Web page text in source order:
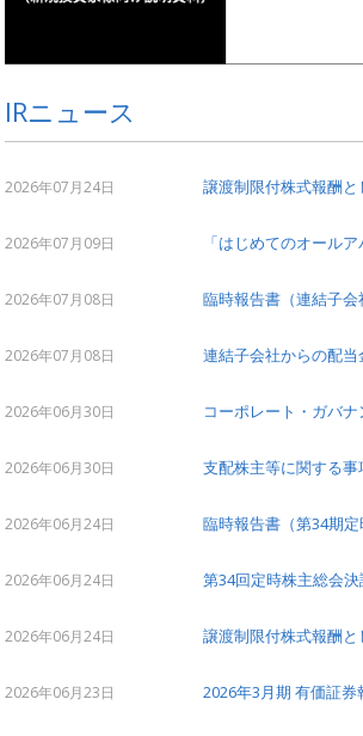
IRニュース
2026年07月24日 譲渡制限付株式報酬
2026年07月09日 「はじめてのオール
2026年07月08日 臨時報告書（連結子会
2026年07月08日 連結子会社からの配
2026年06月30日 コーポレート・ガバ
2026年06月30日 支配株主等に関する事
2026年06月24日 臨時報告書（第34期定
2026年06月24日 第34回定時株主総会
2026年06月24日 譲渡制限付株式報酬
2026年06月23日 2026年3月期 有価証券